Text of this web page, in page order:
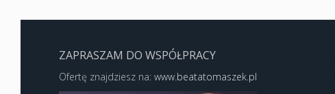
ZAPRASZAM DO WSPÓŁPRACY
Ofertę znajdziesz na: www.beatatomaszek.pl